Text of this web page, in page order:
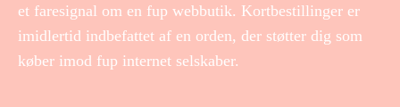
et faresignal om en fup webbutik. Kortbestillinger er
imidlertid indbefattet af en orden, der støtter dig som
køber imod fup internet selskaber.